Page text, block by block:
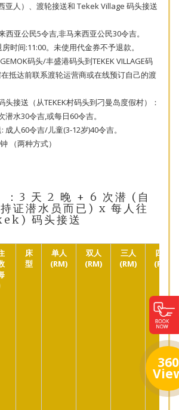
360
亚人）、渡轮接送和 Tekek Village 码头接送
亚公民5令吉,非马来西亚公民30令吉。
时间:11:00。未使用代金券不予退款。
码头/丰盛港码头到TEKEK VILLAGE码
抵达前联系渡轮运营商或在线预订自己的渡
头接送（从TEKEK村码头到刁曼岛度假村）：
水30令吉,或每日60令吉。
人60令吉/儿童(3-12岁)40令吉。
（两种方式）
：3 天 2 晚 + 6 次潜 (自
证潜水员而已) x 每人往
码头接送
床
型
单人
(RM)
双人
(RM)
三人
(RM)
四人
(RM)